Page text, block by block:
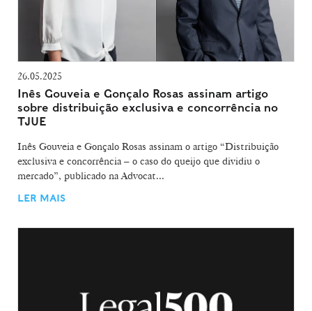
26.05.2025
Inês Gouveia e Gonçalo Rosas assinam artigo
sobre distribuição exclusiva e concorrência no
TJUE
Inês Gouveia e Gonçalo Rosas assinam o artigo “Distribuição
exclusiva e concorrência – o caso do queijo que dividiu o
mercado”, publicado na Advocat...
LER MAIS